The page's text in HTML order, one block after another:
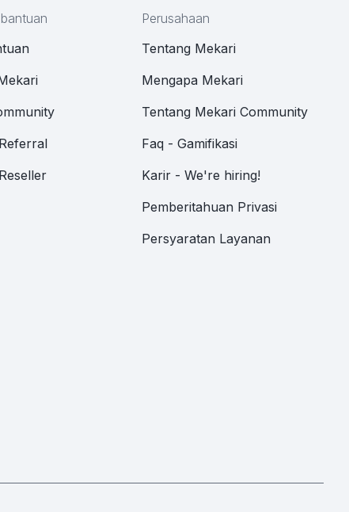
Perusahaan
Tentang Mekari
Mengapa Mekari
Tentang Mekari Community
Faq - Gamifikasi
Karir - We're hiring!
Pemberitahuan Privasi
Persyaratan Layanan